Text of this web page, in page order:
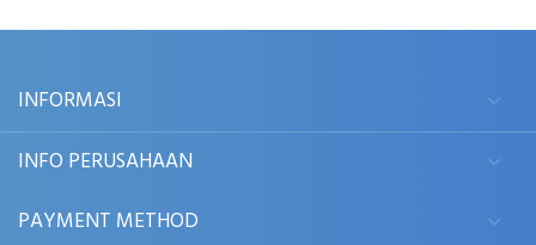
INFORMASI
INFO PERUSAHAAN
PAYMENT METHOD